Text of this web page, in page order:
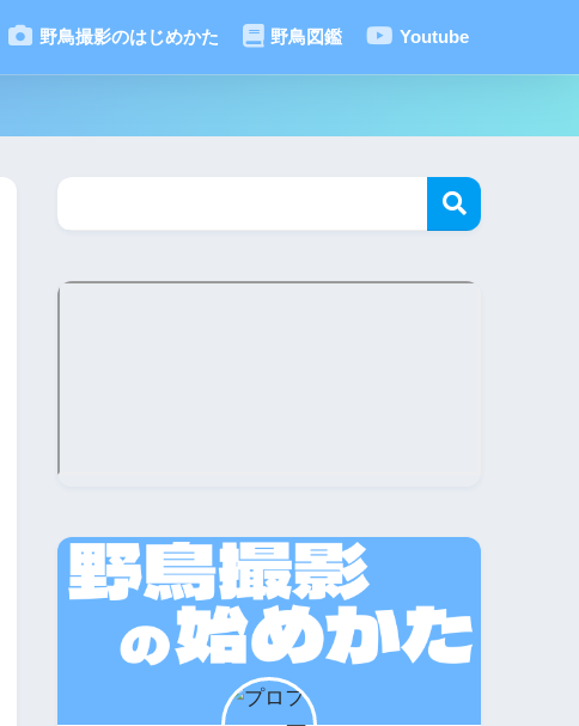
野鳥撮影のはじめかた 野鳥図鑑 Youtube